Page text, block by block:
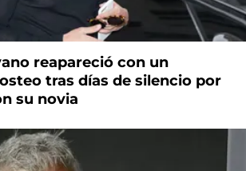
reapareció con un
tras días de silencio por
su novia